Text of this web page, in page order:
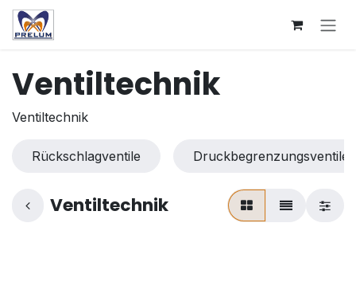
Skip to Content
Ventiltechnik
Ventiltechnik
Rückschlagventile Druckbegrenzungsventile
Ventiltechnik